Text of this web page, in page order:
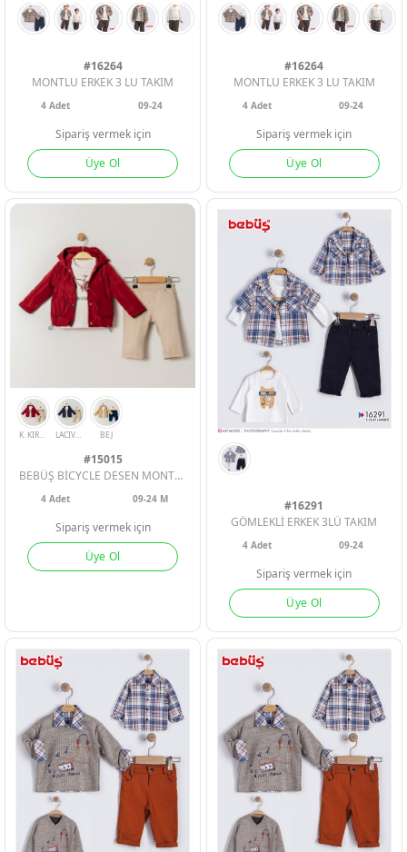
ERKEK BEBEK
KIZ BEBEK
ERKEK
ERKEK BEBEK
KIZ BEBEK
ERKEK
ERKEK BEBEK
KIZ BEBEK
ERKEK
Geri Bildirim
İletişim
Şifremi
Geri Bildirim
Müşteri
Üye Ol
Giriş Yap
#16264
MONTLU ERKEK 3 LU TAKIM
4Adet 09-24
Sipariş vermek için
Üye Ol
#16264
MONTLU ERKEK 3 LU TAKIM
4 Adet 09-24
Sipariş vermek için
Üye Ol
#15015
BEBÜŞ BİCYCLE DESEN MONTLU 3LÜ ERKEK BEBE TAKIM
4Adet 09-24 M
Sipariş vermek için
Üye Ol
#16291
GÖMLEKLİ ERKEK 3LÜ TAKIM
4 Adet 09-24
Sipariş vermek için
Üye Ol